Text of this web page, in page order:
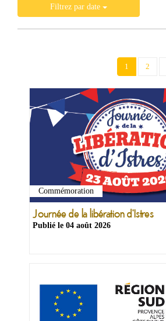
Ma
mairie
Ma
Filtrez par date
1 (current)
2
Commémoration
Journée de la libération d'Istres
Publié le 04 août 2026